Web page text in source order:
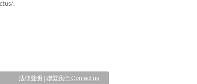
.
法律聲明 聯繫我們 Contact us